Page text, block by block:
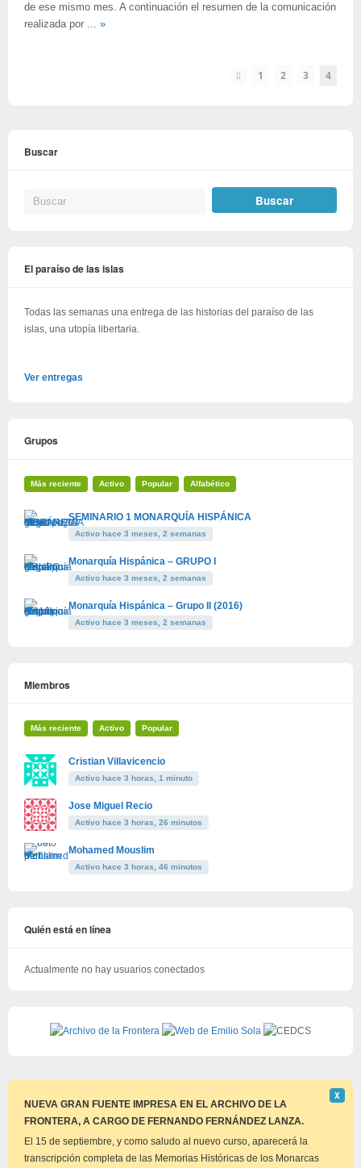
de ese mismo mes. A continuación el resumen de la comunicación
realizada por ... »
1 2 3 4
Buscar
El paraíso de las islas
Todas las semanas una entrega de las historias del paraíso de las
islas, una utopía libertaria.
Ver entregas
Grupos
Más reciente Activo Popular Alfabético
SEMINARIO 1 MONARQUÍA HISPÁNICA
Activo hace 3 meses, 2 semanas
Monarquía Hispánica – GRUPO I
Activo hace 3 meses, 2 semanas
Monarquía Hispánica – Grupo II (2016)
Activo hace 3 meses, 2 semanas
Miembros
Más reciente Activo Popular
Cristian Villavicencio
Activo hace 3 horas, 1 minuto
Jose Miguel Recio
Activo hace 3 horas, 26 minutos
Mohamed Mouslim
Activo hace 3 horas, 46 minutos
Quién está en línea
Actualmente no hay usuarios conectados
NUEVA GRAN FUENTE IMPRESA EN EL ARCHIVO DE LA
FRONTERA, A CARGO DE FERNANDO FERNÁNDEZ LANZA.
este
Χ
El 15 de septiembre, y como saludo al nuevo curso, aparecerá la
transcripción completa de las Memorias Históricas de los Monarcas